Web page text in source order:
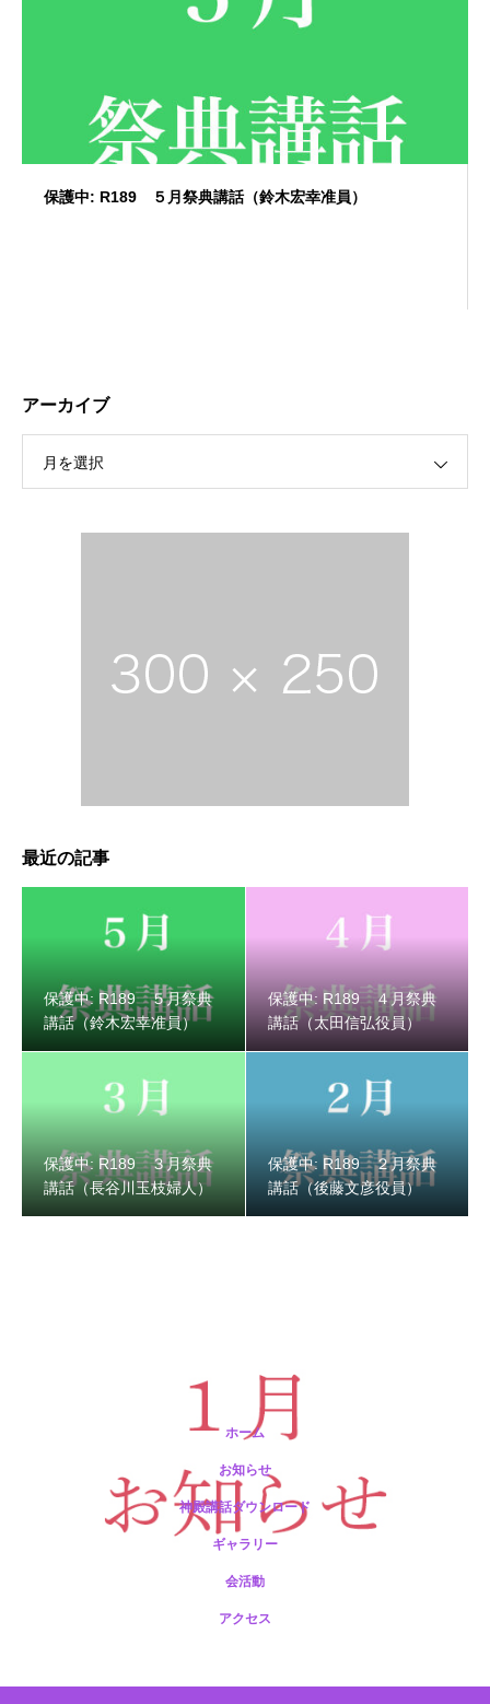
保護中: R189 ５月祭典講話（鈴木宏幸准員）
保護中: R189 ３月祭典講話（長谷川玉枝婦人）
アーカイブ
月を選択
最近の記事
保護中: R189 ５月祭典
講話（鈴木宏幸准員）
保護中: R189 ４月祭典
講話（太田信弘役員）
保護中: R189 ３月祭典
講話（長谷川玉枝婦人）
保護中: R189 ２月祭典
講話（後藤文彦役員）
ホーム
お知らせ
神殿講話ダウンロード
ギャラリー
会活動
アクセス